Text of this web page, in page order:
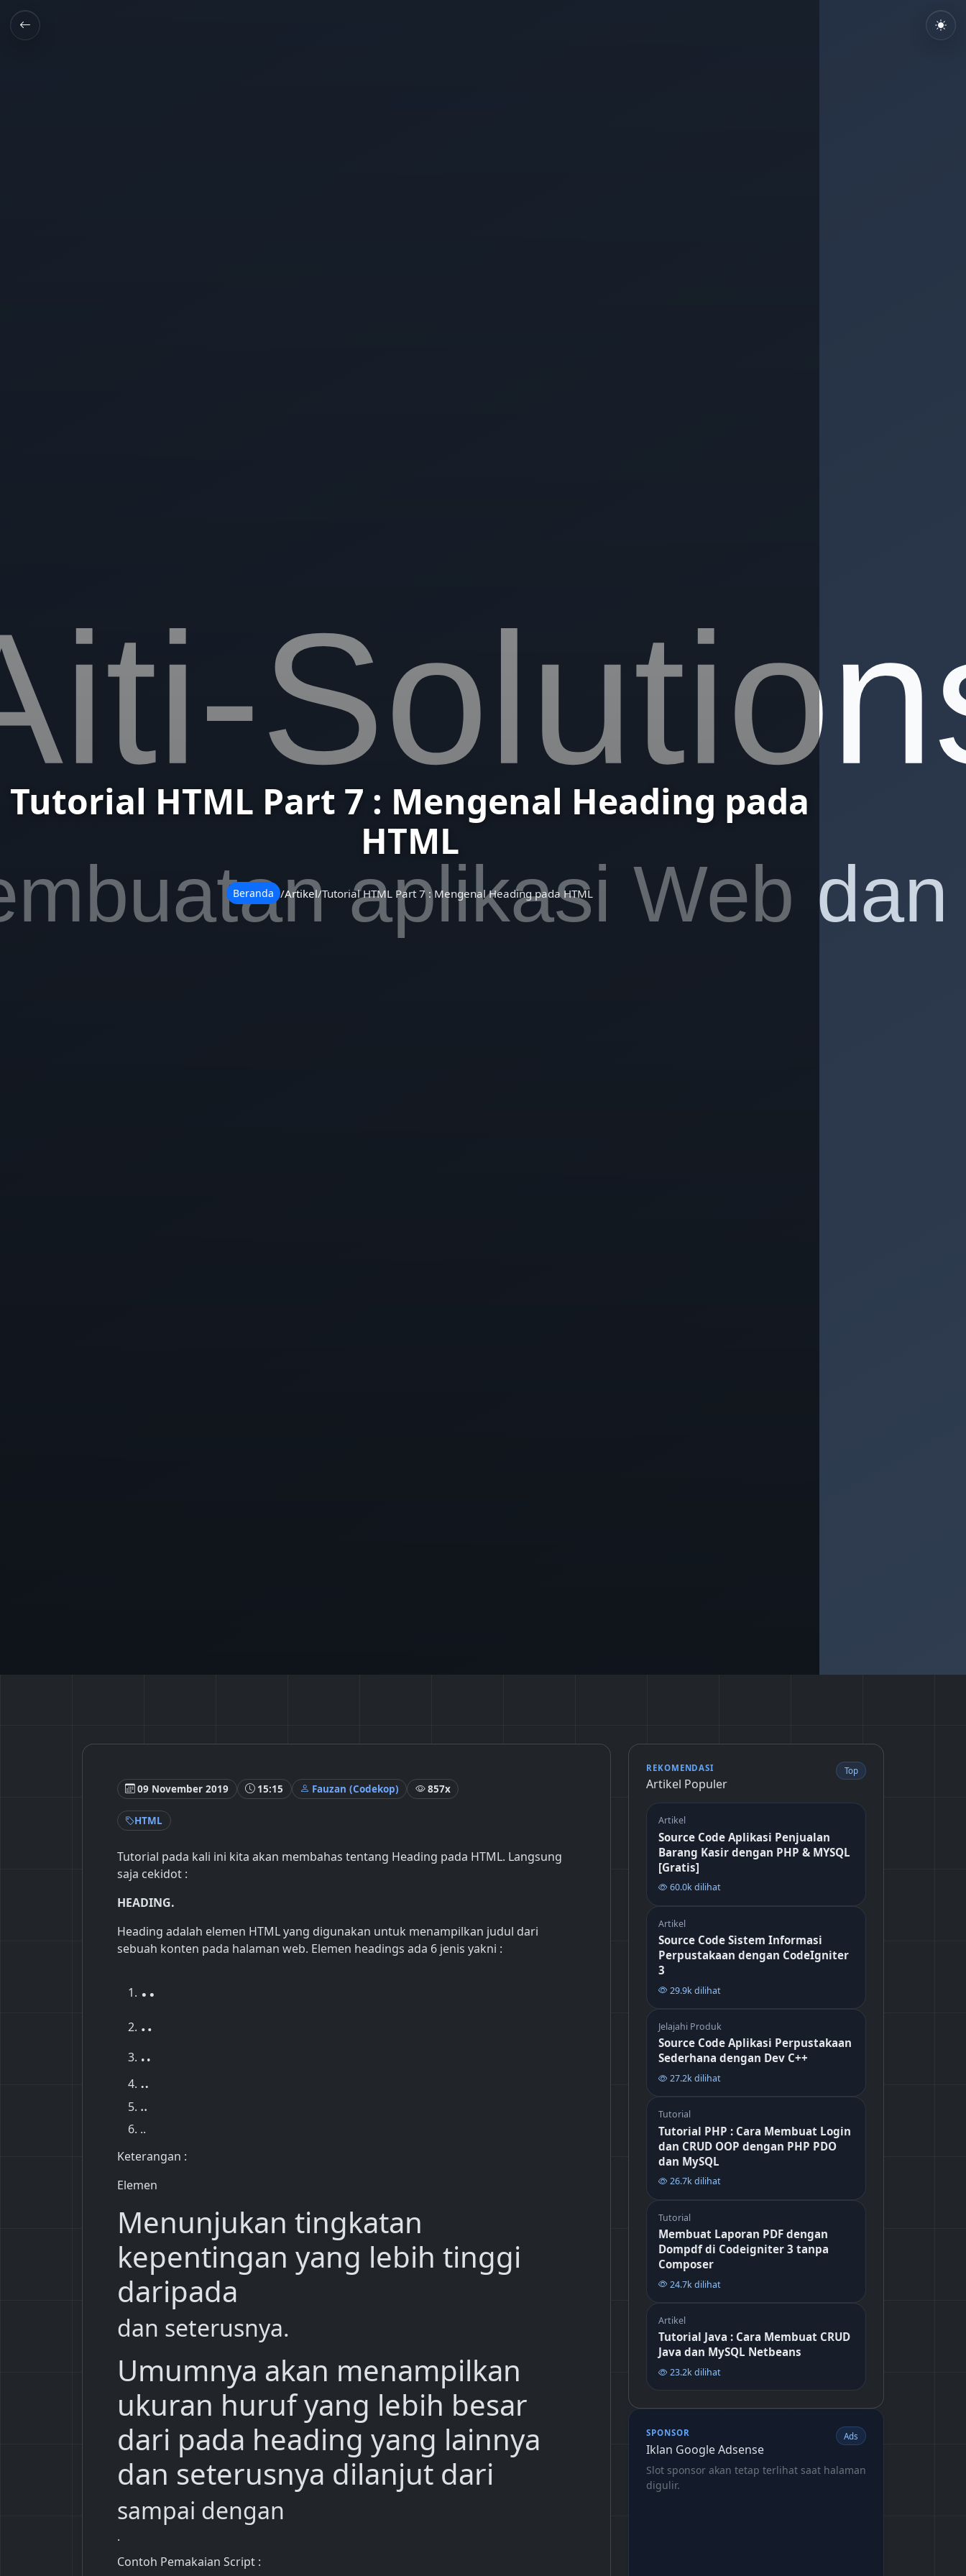
Tutorial HTML Part 7 : Mengenal Heading pada
HTML
Beranda /Artikel/Tutorial HTML Part 7 : Mengenal Heading pada HTML
09 November 2019 15:15 Fauzan (Codekop) 857x
HTML
Tutorial pada kali ini kita akan membahas tentang Heading pada HTML. Langsung
saja cekidot :
HEADING.
Heading adalah elemen HTML yang digunakan untuk menampilkan judul dari
sebuah konten pada halaman web. Elemen headings ada 6 jenis yakni :
..
..
..
..
..
..
Keterangan :
Elemen
Menunjukan tingkatan
kepentingan yang lebih tinggi
daripada
dan seterusnya.
Umumnya akan menampilkan
ukuran huruf yang lebih besar
dari pada heading yang lainnya
dan seterusnya dilanjut dari
sampai dengan
.
Contoh Pemakaian Script :
REKOMENDASI
Artikel Populer
Top
Artikel
Source Code Aplikasi Penjualan
Barang Kasir dengan PHP & MYSQL
[Gratis]
60.0k dilihat
Artikel
Source Code Sistem Informasi
Perpustakaan dengan CodeIgniter
3
29.9k dilihat
Jelajahi Produk
Source Code Aplikasi Perpustakaan
Sederhana dengan Dev C++
27.2k dilihat
Tutorial
Tutorial PHP : Cara Membuat Login
dan CRUD OOP dengan PHP PDO
dan MySQL
26.7k dilihat
Tutorial
Membuat Laporan PDF dengan
Dompdf di Codeigniter 3 tanpa
Composer
24.7k dilihat
Artikel
Tutorial Java : Cara Membuat CRUD
Java dan MySQL Netbeans
23.2k dilihat
SPONSOR
Iklan Google Adsense
Ads
Slot sponsor akan tetap terlihat saat halaman
digulir.